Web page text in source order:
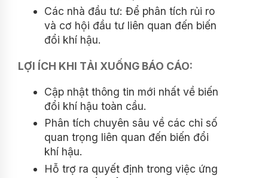
Các nhà đầu tư: Để phân tích rủi ro
và cơ hội đầu tư liên quan đến biến
đổi khí hậu.
LỢI ÍCH KHI TẢI XUỐNG BÁO CÁO:
Cập nhật thông tin mới nhất về biến
đổi khí hậu toàn cầu.
Phân tích chuyên sâu về các chỉ số
quan trọng liên quan đến biến đổi
khí hậu.
Hỗ trợ ra quyết định trong việc ứng